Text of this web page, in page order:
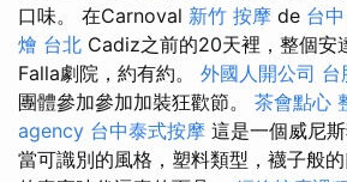
口味。 在Carnoval 新竹 按摩 de 台
燴 台北 Cadiz之前的20天裡，整個安
Falla劇院，約有約。 外國人開公司 台
團體參加參加加裝狂歡節。 茶會點心
agency 台中泰式按摩 這是一個威尼
當可識別的風格，塑料類型，襪子般